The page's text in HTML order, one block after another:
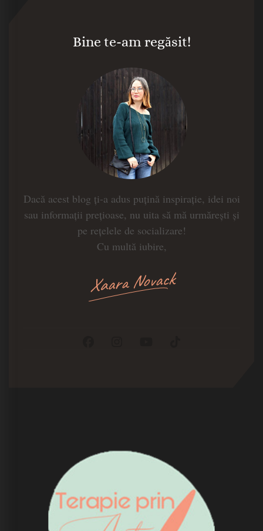
Bine te-am regăsit!
Dacă acest blog ți-a adus puțină inspirație, idei noi
sau informații prețioase, nu uita să mă urmărești și
pe rețelele de socializare!
Cu multă iubire,
Xaara Novack